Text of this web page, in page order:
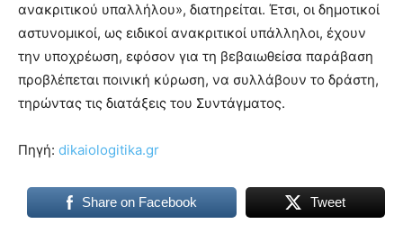
ανακριτικού υπαλλήλου», διατηρείται. Έτσι, οι δημοτικοί
αστυνομικοί, ως ειδικοί ανακριτικοί υπάλληλοι, έχουν
την υποχρέωση, εφόσον για τη βεβαιωθείσα παράβαση
προβλέπεται ποινική κύρωση, να συλλάβουν το δράστη,
τηρώντας τις διατάξεις του Συντάγματος.
Πηγή: dikaiologitika.gr
Share on Facebook Tweet